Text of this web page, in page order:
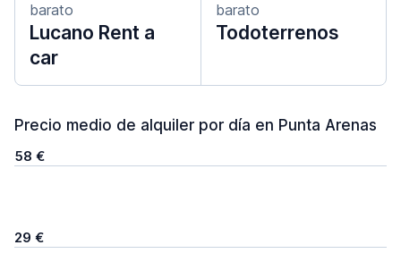
barato
Lucano Rent a
car
barato
Todoterrenos
Precio medio de alquiler por día en Punta Arenas
58 €
29 €